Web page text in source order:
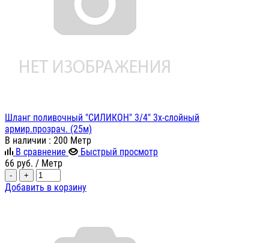
Шланг поливочный "СИЛИКОН" 3/4" 3х-слойный
армир.прозрач. (25м)
В наличии : 200 Метр
В сравнение
Быстрый просмотр
66 руб. / Метр
- +
Добавить в корзину